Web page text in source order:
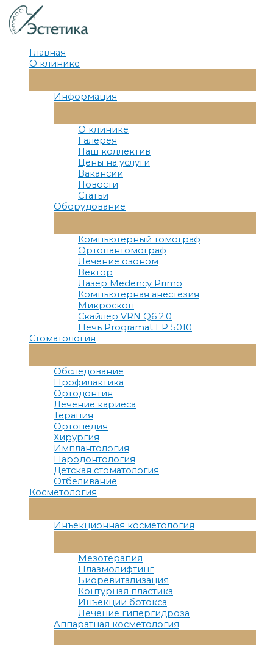
Перейти
к
содержимому
Главная
О клинике
Меню
Информация
Меню
О клинике
Галерея
Наш коллектив
Цены на услуги
Вакансии
Новости
Статьи
Оборудование
Меню
Компьютерный томограф
Ортопантомограф
Лечение озоном
Вектор
Лазер Medency Primo
Компьютерная анестезия
Микроскоп
Скайлер VRN Q6 2.0
Печь Programat EP 5010
Стоматология
Меню
Обследование
Профилактика
Ортодонтия
Лечение кариеса
Терапия
Ортопедия
Хирургия
Имплантология
Пародонтология
Детская стоматология
Отбеливание
Косметология
Меню
Инъекционная косметология
Меню
Мезотерапия
Плазмолифтинг
Биоревитализация
Контурная пластика
Инъекции ботокса
Лечение гипергидроза
Аппаратная косметология